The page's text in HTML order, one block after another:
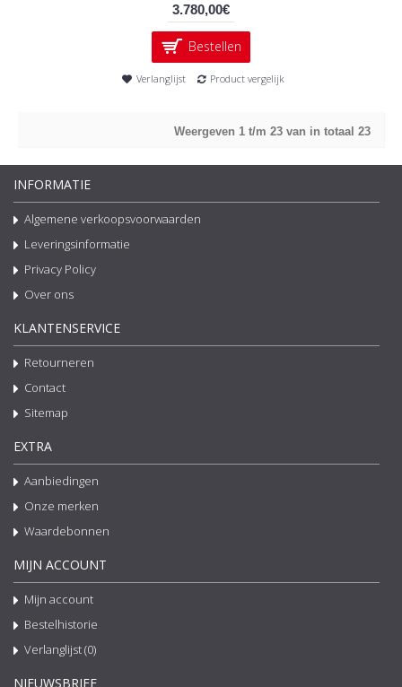
3.780,00€
Bestellen
Verlanglijst Product vergelijk
Weergeven 1 t/m 23 van in totaal 23
INFORMATIE
Algemene verkoopsvoorwaarden
Leveringsinformatie
Privacy Policy
Over ons
KLANTENSERVICE
Retourneren
Contact
Sitemap
EXTRA
Aanbiedingen
Onze merken
Waardebonnen
MIJN ACCOUNT
Mijn account
Bestelhistorie
Verlanglijst (0)
NIEUWSBRIEF